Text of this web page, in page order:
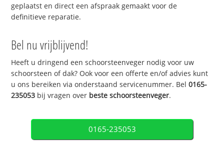
geplaatst en direct een afspraak gemaakt voor de
definitieve reparatie.
Bel nu vrijblijvend!
Heeft u dringend een schoorsteenveger nodig voor uw
schoorsteen of dak? Ook voor een offerte en/of advies kunt
u ons bereiken via onderstaand servicenummer. Bel0165-
235053 bij vragen over beste schoorsteenveger.
0165-235053